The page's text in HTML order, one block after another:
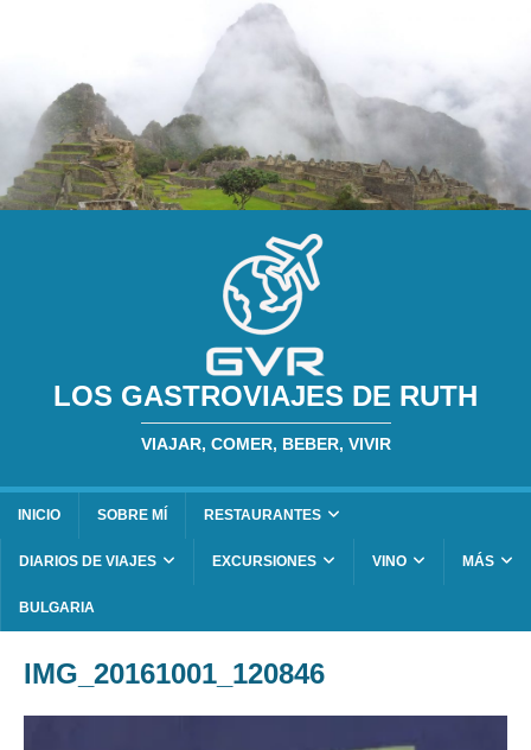
LOS GASTROVIAJES DE RUTH
VIAJAR, COMER, BEBER, VIVIR
INICIO SOBRE MÍ RESTAURANTES
DIARIOS DE VIAJES EXCURSIONES VINO MÁS
BULGARIA
IMG_20161001_120846